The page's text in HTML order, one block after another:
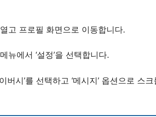
고 프로필 화면으로 이동합니다.
뉴에서 ‘설정’을 선택합니다.
버시’를 선택하고 ‘메시지’ 옵션으로 스